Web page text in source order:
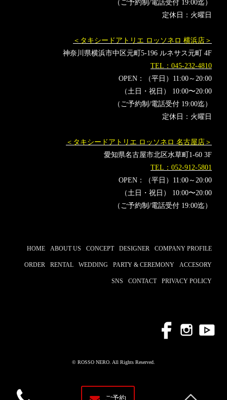
ご予約
（ご予約制/電話受付 19:00迄）
定休日：火曜日
＜タキシードアトリエ ロッソネロ 横浜店＞
神奈川県横浜市中区元町5-196 ルネサス元町 4F
TEL：045-232-4810
OPEN：（平日）11:00～20:00
（土日・祝日） 10:00〜20:00
（ご予約制/電話受付 19:00迄）
定休日：火曜日
＜タキシードアトリエ ロッソネロ 名古屋店＞
愛知県名古屋市北区水草町1-60 3F
TEL：052-912-5801
OPEN：（平日）11:00～20:00
（土日・祝日） 10:00〜20:00
（ご予約制/電話受付 19:00迄）
HOME ABOUT US CONCEPT DESIGNER COMPANY PROFILE
ORDER RENTAL WEDDING PARTY & CEREMONY ACCESORY
SNS CONTACT PRIVACY POLICY
© ROSSO NERO. All Rights Reserved.